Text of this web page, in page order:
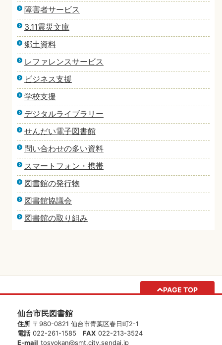
障害者サービス
3.11震災文庫
郷土資料
レファレンスサービス
ビジネス支援
学校支援
デジタルライブラリー
せんだい電子図書館
問い合わせの多い資料
スマートフォン・携帯
図書館の発行物
図書館協議会
図書館の取り組み
PAGE TOP
仙台市民図書館
住所 〒980-0821 仙台市青葉区春日町2-1
電話 022-261-1585 FAX 022-213-3524
E-mail tosyokan@smt.city.sendai.jp